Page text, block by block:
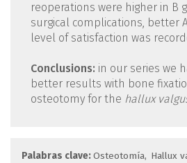
reoperations were higher in B
surgical complications, better
level of satisfaction was
Conclusions: in our series we
better results with bone
osteotomy for the hallux
Palabras clave:Osteotomía Hallux